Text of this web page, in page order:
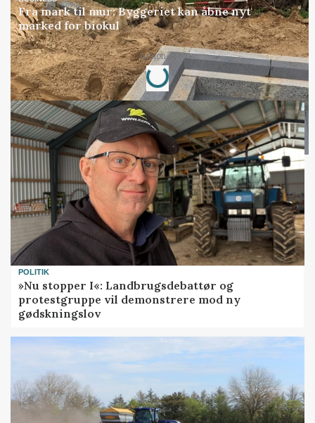
Fra mark til mur: Byggeriet kan åbne nyt
marked for biokul
Annonce
Loading...
POLITIK
»Nu stopper I«: Landbrugsdebattør og
protestgruppe vil demonstrere mod ny
gødskningslov